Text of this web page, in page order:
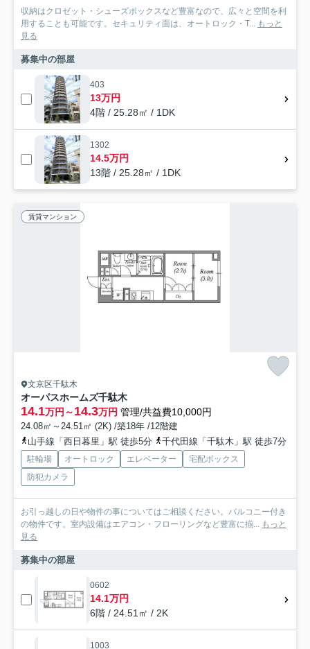
収納はクロゼット・シューズボックスなど豊富なので、広々と空間を利
用することも可能です。セキュリティ面は、オートロック・T... もっと
見る
募集中の部屋
403
13万円
4階 / 25.28㎡ / 1DK
1302
14.5万円
13階 / 25.28㎡ / 1DK
賃貸マンション
文京区千駄木
オーパスホームズ千駄木
14.1万円～14.3万円 管理/共益費10,000円
24.08㎡～24.51㎡ (2K) /築18年 /12階建
山手線「西日暮里」駅 徒歩5分
千代田線「千駄木」駅 徒歩7分
駐輪場 オートロック エレベーター
宅配ボックス
防犯カメラ
お引っ越しの日や物件の事についてはご相談ください。バルコニー付き
の物件です。室内設備はエアコン・フローリングなど豊富に揃... もっと
見る
募集中の部屋
0602
14.1万円
6階 / 24.51㎡ / 2K
1003